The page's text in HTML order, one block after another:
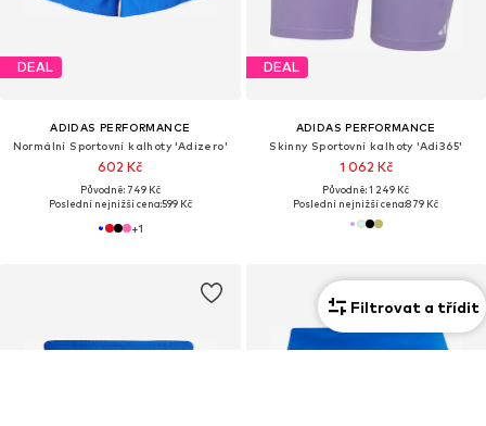
DEAL
ADIDAS PERFORMANCE
Normální Sportovní kalhoty 'Adizero'
602 Kč
Původně: 749 Kč
Poslední nejnižší cena:599 Kč
+1
DEAL
ADIDAS PERFORMANCE
Skinny Sportovní kalhoty 'Adi365'
1 062 Kč
Původně: 1 249 Kč
Poslední nejnižší cena:879 Kč
Filtrovat a třídit